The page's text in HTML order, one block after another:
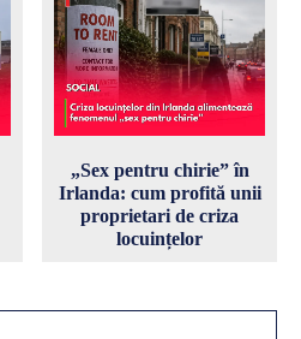
„Sex pentru chirie” în
Irlanda: cum profită unii
proprietari de criza
locuințelor